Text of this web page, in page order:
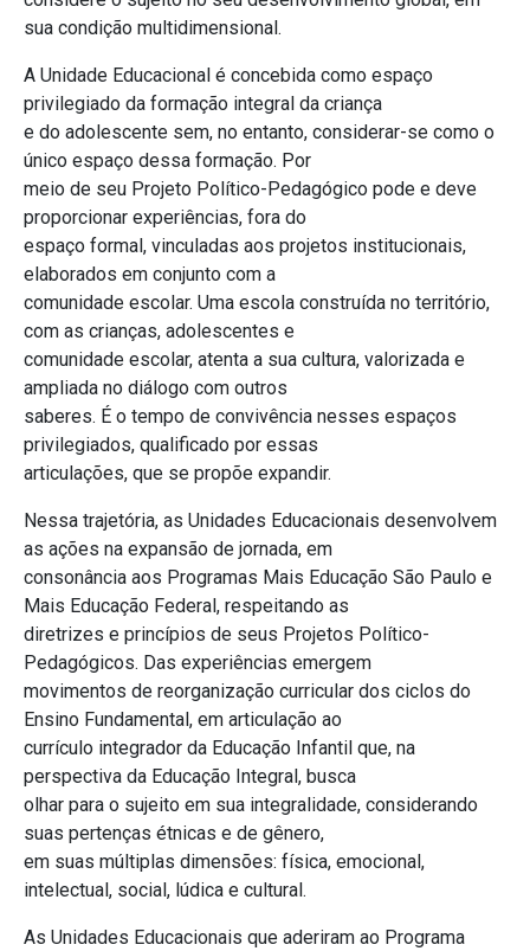
sua condição multidimensional.
A Unidade Educacional é concebida como espaço
privilegiado da formação integral da criança
e do adolescente sem, no entanto, considerar-se como o
único espaço dessa formação. Por
meio de seu Projeto Político-Pedagógico pode e deve
proporcionar experiências, fora do
espaço formal, vinculadas aos projetos institucionais,
elaborados em conjunto com a
comunidade escolar. Uma escola construída no território,
com as crianças, adolescentes e
comunidade escolar, atenta a sua cultura, valorizada e
ampliada no diálogo com outros
saberes. É o tempo de convivência nesses espaços
privilegiados, qualificado por essas
articulações, que se propõe expandir.
Nessa trajetória, as Unidades Educacionais desenvolvem
as ações na expansão de jornada, em
consonância aos Programas Mais Educação São Paulo e
Mais Educação Federal, respeitando as
diretrizes e princípios de seus Projetos Político-
Pedagógicos. Das experiências emergem
movimentos de reorganização curricular dos ciclos do
Ensino Fundamental, em articulação ao
currículo integrador da Educação Infantil que, na
perspectiva da Educação Integral, busca
olhar para o sujeito em sua integralidade, considerando
suas pertenças étnicas e de gênero,
em suas múltiplas dimensões: física, emocional,
intelectual, social, lúdica e cultural.
As Unidades Educacionais que aderiram ao Programa